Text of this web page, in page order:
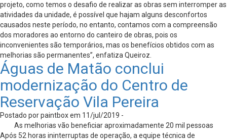
projeto, como temos o desafio de realizar as obras sem interromper as
atividades da unidade, é possível que hajam alguns desconfortos
causados neste período, no entanto, contamos com a compreensão
dos moradores ao entorno do canteiro de obras, pois os
inconvenientes são temporários, mas os benefícios obtidos com as
melhorias são permanentes”, enfatiza Queiroz.
Águas de Matão conclui
modernização do Centro de
Reservação Vila Pereira
Postado por paintbox em 11/jul/2019 -
As melhorias vão beneficiar aproximadamente 20 mil pessoas
Após 52 horas ininterruptas de operação, a equipe técnica de